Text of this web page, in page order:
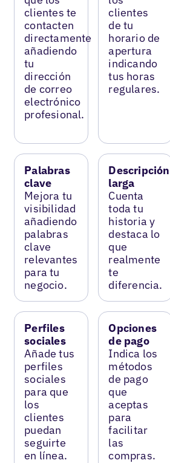
clientes te
contacten
directamente
añadiendo
tu
dirección
de correo
electrónico
profesional.
clientes
de tu
horario de
apertura
indicando
tus horas
regulares.
Palabras
clave
Mejora tu
visibilidad
añadiendo
palabras
clave
relevantes
para tu
negocio.
Descripción
larga
Cuenta
toda tu
historia y
destaca lo
que
realmente
te
diferencia.
Perfiles
sociales
Añade tus
perfiles
sociales
para que
los
clientes
puedan
seguirte
en línea.
Opciones
de pago
Indica los
métodos
de pago
que
aceptas
para
facilitar
las
compras.